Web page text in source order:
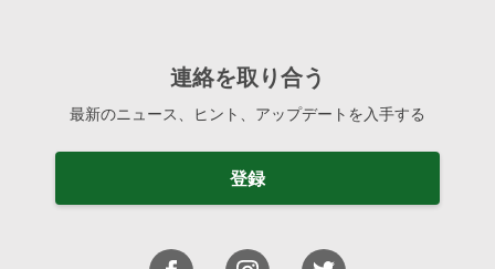
連絡を取り合う
最新のニュース、ヒント、アップデートを入手する
登録